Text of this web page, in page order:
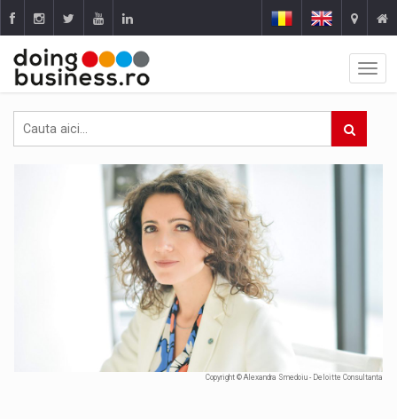
Copyright © Alexandra Smedoiu - Deloitte Consultanta